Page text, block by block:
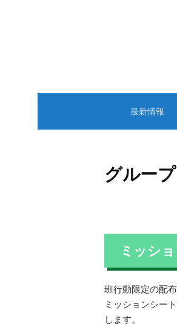
ッ
最新情報
グルー
ミッシ
班行動限定の配布
ミッションシー
します。